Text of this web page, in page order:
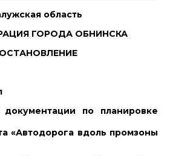
область
ГОРОДА ОБНИНСКА
по планировке
«Автодорога вдоль промзоны